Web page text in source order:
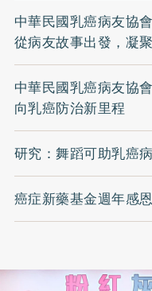
中華民國乳癌病友協
從病友故事出發，凝
中華民國乳癌病友協
向乳癌防治新里程
研究：舞蹈可助乳癌
癌症新藥基金週年感